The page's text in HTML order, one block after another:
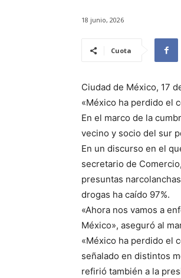
18 junio, 2026
Cuota
Ciudad de México, 17
«México ha perdido el
En el marco de la
vecino y socio del sur
En un discurso en el
secretario de
presuntas
drogas ha caído 97%.
«Ahora nos vamos a
México», aseguró al
«México ha perdido el
señalado en distintos
refirió también a la